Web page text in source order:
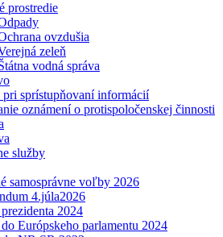
prostredie
ovzdušia
zeleň
vodná správa
pri sprístupňovaní informácií
oznámení o protispoločenskej činnosti
služby
samosprávne voľby 2026
4.júla2026
2024
Európskeho parlamentu 2024